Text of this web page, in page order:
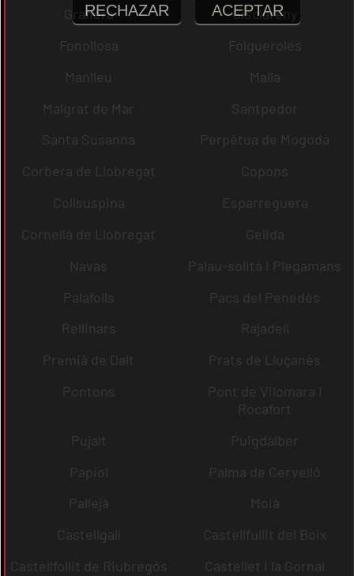
Granera
Gisclareny
Fonollosa
Folgueroles
Manlleu
Malla
Malgrat de Mar
Santpedor
Santa Susanna
Perpètua de Mogoda
Corbera de Llobregat
Copons
Collsuspina
Esparreguera
Cornellà de Llobregat
Gelida
Navas
Palau-solità i Plegamans
Palafolls
Pacs del Penedès
Rellinars
Rajadell
Premià de Dalt
Prats de Lluçanès
Pontons
Pont de Vilomara i
Rocafort
Pujalt
Puigdàlber
Papiol
Palma de Cervelló
Pallejà
Moià
Castellgalí
Castellfullit del Boix
Castellfollit de Riubregós
Castellet i la Gornal
RECHAZAR ACEPTAR